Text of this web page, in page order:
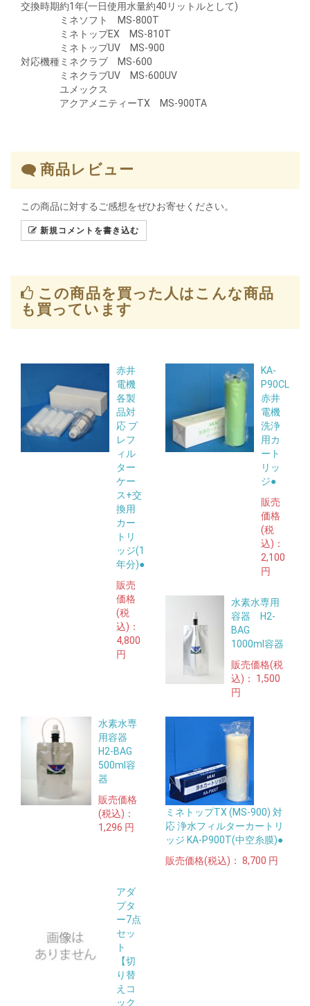
交換時期約1年(一日使用水量約40リットルとして)
対応機種
ミネソフト MS-800T
ミネトップEX MS-810T
ミネトップUV MS-900
ミネクラブ MS-600
ミネクラブUV MS-600UV
ユメックス
アクアメニティーTX MS-900TA
商品レビュー
この商品に対するご感想をぜひお寄せください。
新規コメントを書き込む
この商品を買った人はこんな商品
も買っています
赤井
電機
各製
品対
応 プ
レフ
ィル
ター
ケー
ス+交
換用
カー
トリ
ッジ(1
年分)●
販売
価格
(税
込)：
4,800
円
KA-
P90CL
赤井
電機
洗浄
用カ
ート
リッ
ジ●
販売
価格
(税
込)：
2,100
円
水素水専用
容器 H2-
BAG
1000ml容器
販売価格(税
込)：
1,500
円
水素水専
用容器
H2-BAG
500ml容
器
販売価格
(税込)：
1,296 円
ミネトップTX (MS-900) 対
応 浄水フィルターカートリ
ッジ KA-P900T(中空糸膜)●
販売価格(税込)： 8,700 円
アダ
プタ
ー7点
セッ
ト
【切
り替
えコ
ック